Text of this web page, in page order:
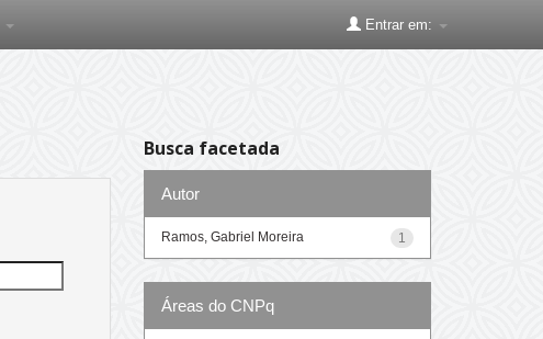
Entrar em:
Busca facetada
Autor
1
Ramos, Gabriel Moreira
Áreas do CNPq